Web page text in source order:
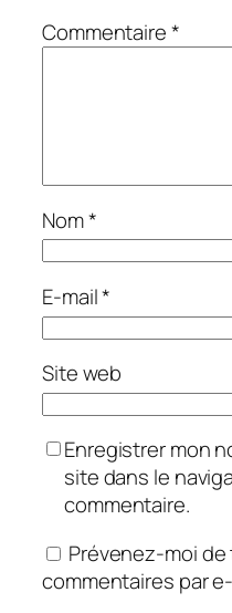
Commentaire*
Nom*
E-mail*
Site web
Enregistrer mon
site dans le
commentaire.
Prévenez-moi
commentaires par